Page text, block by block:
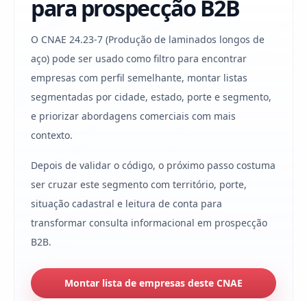
para prospecção B2B
O CNAE 24.23-7 (Produção de laminados longos de
aço) pode ser usado como filtro para encontrar
empresas com perfil semelhante, montar listas
segmentadas por cidade, estado, porte e segmento,
e priorizar abordagens comerciais com mais
contexto.
Depois de validar o código, o próximo passo costuma
ser cruzar este segmento com território, porte,
situação cadastral e leitura de conta para
transformar consulta informacional em prospecção
B2B.
Montar lista de empresas deste CNAE